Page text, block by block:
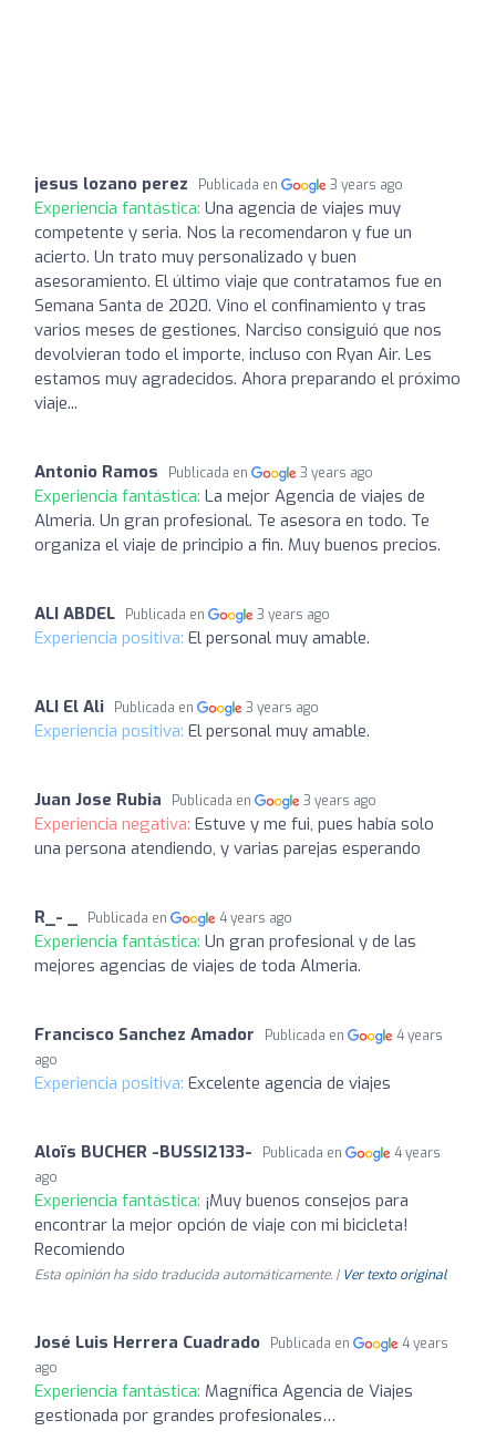
jesus lozano perez Publicada en 3 years ago
Experiencia fantástica: Una agencia de viajes muy
competente y seria. Nos la recomendaron y fue un
acierto. Un trato muy personalizado y buen
asesoramiento. El último viaje que contratamos fue en
Semana Santa de 2020. Vino el confinamiento y tras
varios meses de gestiones, Narciso consiguió que nos
devolvieran todo el importe, incluso con Ryan Air. Les
estamos muy agradecidos. Ahora preparando el próximo
viaje...
Antonio Ramos Publicada en 3 years ago
Experiencia fantástica: La mejor Agencia de viajes de
Almeria. Un gran profesional. Te asesora en todo. Te
organiza el viaje de principio a fin. Muy buenos precios.
ALI ABDEL Publicada en 3 years ago
Experiencia positiva: El personal muy amable.
ALI El Ali Publicada en 3 years ago
Experiencia positiva: El personal muy amable.
Juan Jose Rubia Publicada en 3 years ago
Experiencia negativa: Estuve y me fui, pues había solo
una persona atendiendo, y varias parejas esperando
R_- _ Publicada en 4 years ago
Experiencia fantástica: Un gran profesional y de las
mejores agencias de viajes de toda Almeria.
Francisco Sanchez Amador Publicada en
4 years
ago
Experiencia positiva: Excelente agencia de viajes
Aloïs BUCHER -BUSSI2133- Publicada en
4 years
ago
Experiencia fantástica: ¡Muy buenos consejos para
encontrar la mejor opción de viaje con mi bicicleta!
Recomiendo
Esta opinión ha sido traducida automáticamente. | Ver texto original
José Luis Herrera Cuadrado Publicada en
4 years
ago
Experiencia fantástica: Magnífica Agencia de Viajes
gestionada por grandes profesionales…